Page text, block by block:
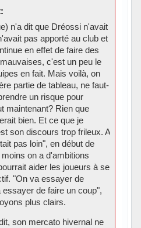
n'a dit que Dréossi n'avait
pas apporté au club et
en effet de faire des
c'est un peu le
en fait. Mais voilà, on
partie de tableau, ne faut-
un risque pour
maintenant? Rien que
bien. Et ce que je
son discours trop frileux. A
pas loin", en début de
on a d'ambitions
aider les joueurs à se
"On va essayer de
de faire un coup",
plus clairs.
son mercato hivernal ne